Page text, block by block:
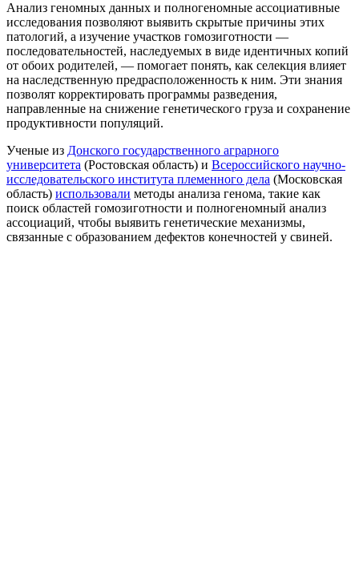
Анализ геномных данных и полногеномные ассоциативные
исследования позволяют выявить скрытые причины этих
патологий, а изучение участков гомозиготности —
последовательностей, наследуемых в виде идентичных копий
от обоих родителей, — помогает понять, как селекция влияет
на наследственную предрасположенность к ним. Эти знания
позволят корректировать программы разведения,
направленные на снижение генетического груза и сохранение
продуктивности популяций.
Ученые из Донского государственного аграрного
университета (Ростовская область) и Всероссийского научно-
исследовательского института племенного дела (Московская
область) использовали методы анализа генома, такие как
поиск областей гомозиготности и полногеномный анализ
ассоциаций, чтобы выявить генетические механизмы,
связанные с образованием дефектов конечностей у свиней.